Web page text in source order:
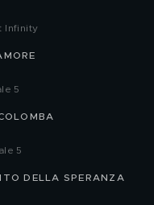
Infinity
5
5
DELLA SPERANZA